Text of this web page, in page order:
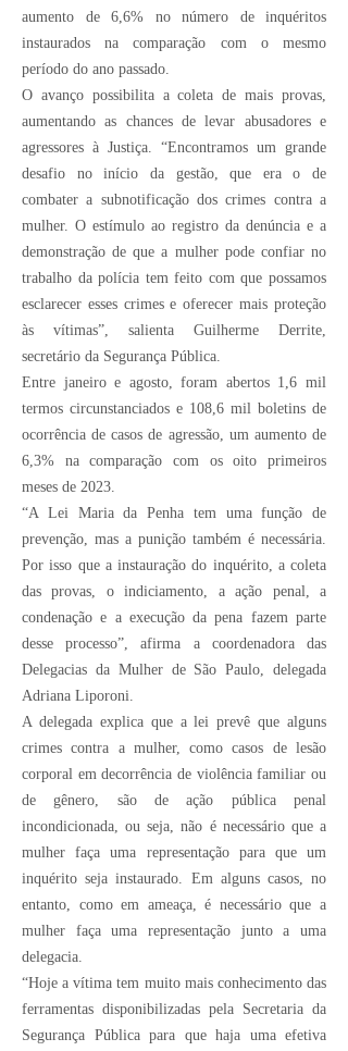
aumento de 6,6% no número de inquéritos
instaurados na comparação com o mesmo
período do ano passado.
O avanço possibilita a coleta de mais provas,
aumentando as chances de levar abusadores e
agressores à Justiça. “Encontramos um grande
desafio no início da gestão, que era o de
combater a subnotificação dos crimes contra a
mulher. O estímulo ao registro da denúncia e a
demonstração de que a mulher pode confiar no
trabalho da polícia tem feito com que possamos
esclarecer esses crimes e oferecer mais proteção
às vítimas”, salienta Guilherme Derrite,
secretário da Segurança Pública.
Entre janeiro e agosto, foram abertos 1,6 mil
termos circunstanciados e 108,6 mil boletins de
ocorrência de casos de agressão, um aumento de
6,3% na comparação com os oito primeiros
meses de 2023.
“A Lei Maria da Penha tem uma função de
prevenção, mas a punição também é necessária.
Por isso que a instauração do inquérito, a coleta
das provas, o indiciamento, a ação penal, a
condenação e a execução da pena fazem parte
desse processo”, afirma a coordenadora das
Delegacias da Mulher de São Paulo, delegada
Adriana Liporoni.
A delegada explica que a lei prevê que alguns
crimes contra a mulher, como casos de lesão
corporal em decorrência de violência familiar ou
de gênero, são de ação pública penal
incondicionada, ou seja, não é necessário que a
mulher faça uma representação para que um
inquérito seja instaurado. Em alguns casos, no
entanto, como em ameaça, é necessário que a
mulher faça uma representação junto a uma
delegacia.
“Hoje a vítima tem muito mais conhecimento das
ferramentas disponibilizadas pela Secretaria da
Segurança Pública para que haja uma efetiva